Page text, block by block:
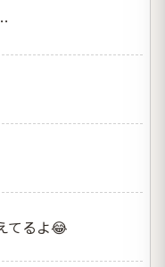
てるよ😂